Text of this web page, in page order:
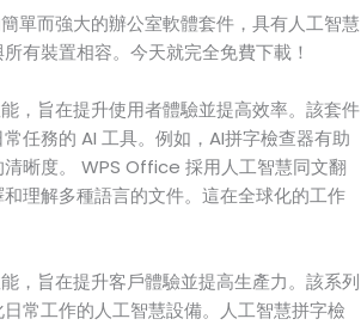
單而強大的辦公室軟體套件，具有人工智慧
有裝置相容。今天就完全免費下載！
，旨在提升使用者體驗並提高效率。該套件
任務的 AI 工具。例如，AI拼字檢查器有助
晰度。 WPS Office 採用人工智慧同文翻
理解多種語言的文件。這在全球化的工作
，旨在提升客戶體驗並提高生產力。該系列
常工作的人工智慧設備。人工智慧拼字檢